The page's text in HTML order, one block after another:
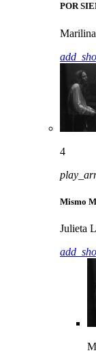
POR
4
Mismo
Julieta